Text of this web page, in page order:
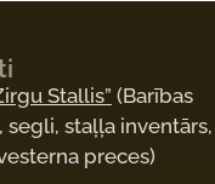
Stallis” (Barības
segli, staļļa inventārs,
preces)